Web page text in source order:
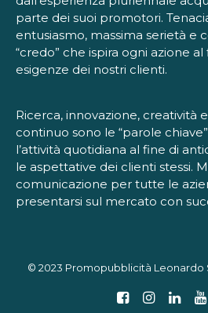
parte dei suoi promotori.
entusiasmo, massima serietà e
“credo” che ispira ogni azione
esigenze dei nostri clienti.
Ricerca, innovazione, creatività
continuo sono le “parole
l’attività quotidiana al fine di
le aspettative dei clienti stessi.
comunicazione per tutte le
presentarsi sul mercato con
© 2023 Promopubblicità Leonardo